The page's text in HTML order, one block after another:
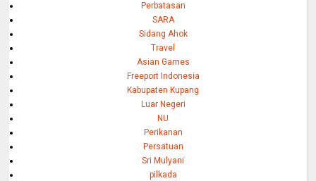
Perbatasan
SARA
Sidang Ahok
Travel
Asian Games
Freeport Indonesia
Kabupaten Kupang
Luar Negeri
NU
Perikanan
Persatuan
Sri Mulyani
pilkada